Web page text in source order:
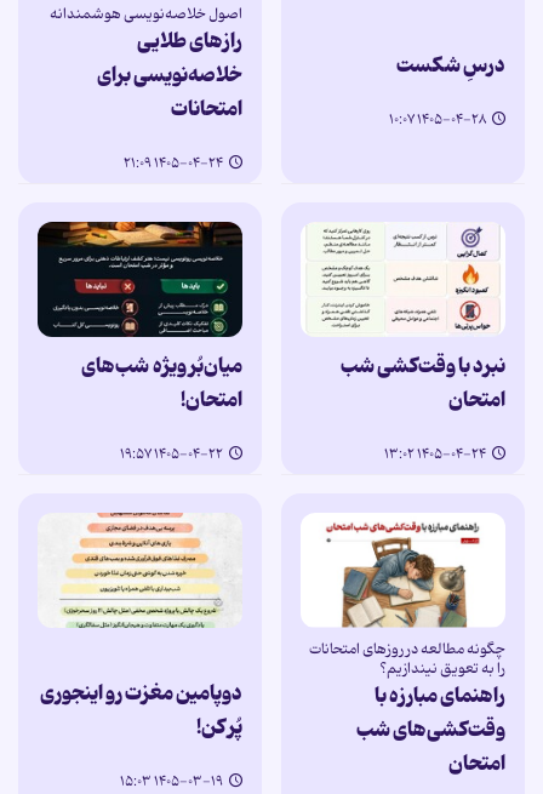
درسِ شکست
۱۴۰۵-۰۴-۲۸ ۱۰:۰۷
اصول خلاصه‌نویسی هوشمندانه
رازهای طلایی
خلاصه‌نویسی برای
امتحانات
۱۴۰۵-۰۴-۲۴ ۲۱:۰۹
نبرد با وقت‌کشی شب
امتحان
۱۴۰۵-۰۴-۲۴ ۱۳:۰۲
میان‌بُر ویژه شب‌های
امتحان!
۱۴۰۵-۰۴-۲۲ ۱۹:۵۷
چگونه مطالعه در روزهای امتحانات
را به تعویق نیندازیم؟
راهنمای مبارزه با
وقت‌کشی‌های شب
امتحان
دوپامین مغزت رو اینجوری
پُر کن!
۱۴۰۵-۰۳-۱۹ ۱۵:۰۳